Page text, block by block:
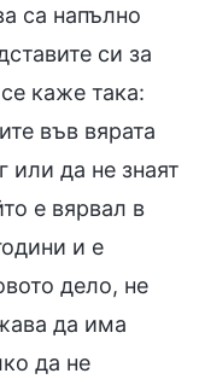
са напълно
си за
каже така:
във вярата
или да не знаят
е вярвал в
и е
дело, не
да има
да не